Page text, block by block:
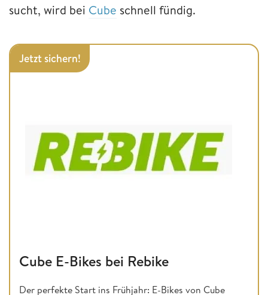
sucht, wird bei Cube schnell fündig.
Jetzt sichern!
Cube E-Bikes bei Rebike
Der perfekte Start ins Frühjahr: E-Bikes von Cube